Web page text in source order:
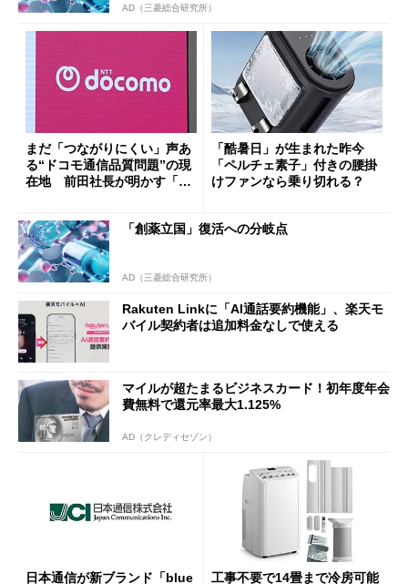
AD（三菱総合研究所）
まだ「つながりにくい」声あ
る“ドコモ通信品質問題”の現
在地 前田社長が明かす「道
「酷暑日」が生まれた昨今
「ペルチェ素子」付きの腰掛
けファンなら乗り切れる？
「創薬立国」復活への分岐点
AD（三菱総合研究所）
Rakuten Linkに「AI通話要約機能」、楽天モ
バイル契約者は追加料金なしで使える
マイルが超たまるビジネスカード！初年度年会
費無料で還元率最大1.125%
AD（クレディセゾン）
日本通信が新ブランド「blue 工事不要で14畳まで冷房可能